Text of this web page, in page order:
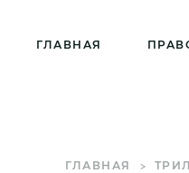
ГЛАВНАЯ
ГЛАВНАЯ